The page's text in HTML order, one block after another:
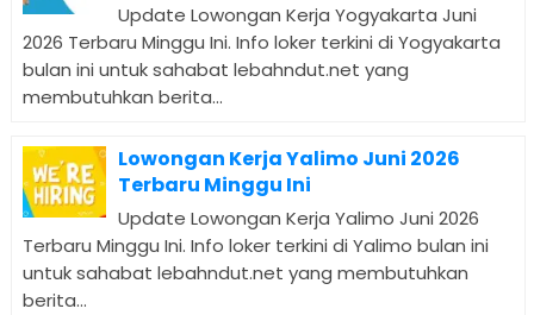
Update Lowongan Kerja Yogyakarta Juni
2026 Terbaru Minggu Ini. Info loker terkini di Yogyakarta
bulan ini untuk sahabat lebahndut.net yang
membutuhkan berita...
Lowongan Kerja Yalimo Juni 2026
Terbaru Minggu Ini
Update Lowongan Kerja Yalimo Juni 2026
Terbaru Minggu Ini. Info loker terkini di Yalimo bulan ini
untuk sahabat lebahndut.net yang membutuhkan
berita...